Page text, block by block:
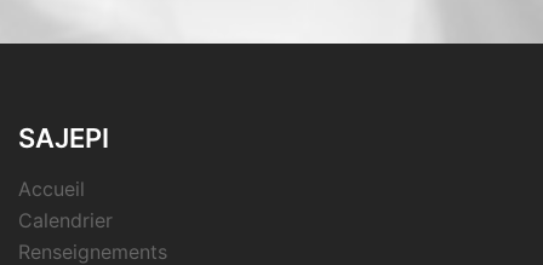
SAJEPI
Accueil
Calendrier
Renseignements